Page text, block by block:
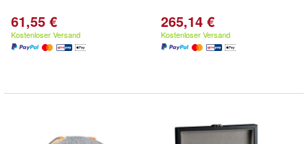
61,55 €
Kostenloser Versand
265,14 €
Kostenloser Versand